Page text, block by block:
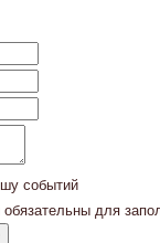
событий
для